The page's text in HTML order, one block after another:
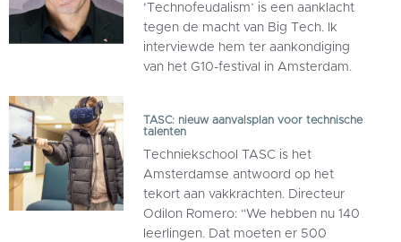
‘Technofeudalism’ is een aanklacht
tegen de macht van Big Tech. Ik
interviewde hem ter aankondiging
van het G10-festival in Amsterdam.
TASC: nieuw aanvalsplan voor technische
talenten
Techniekschool TASC is het
Amsterdamse antwoord op het
tekort aan vakkrachten. Directeur
Odilon Romero: “We hebben nu 140
leerlingen. Dat moeten er 500